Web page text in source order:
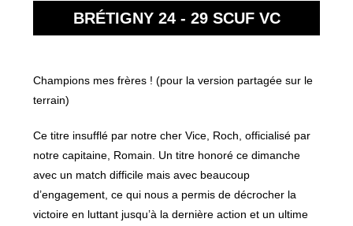
BRÉTIGNY 24 - 29 SCUF VC
Champions mes frères ! (pour la version partagée sur le
terrain)
Ce titre insufflé par notre cher Vice, Roch, officialisé par
notre capitaine, Romain. Un titre honoré ce dimanche
avec un match difficile mais avec beaucoup
d’engagement, ce qui nous a permis de décrocher la
victoire en luttant jusqu’à la dernière action et un ultime